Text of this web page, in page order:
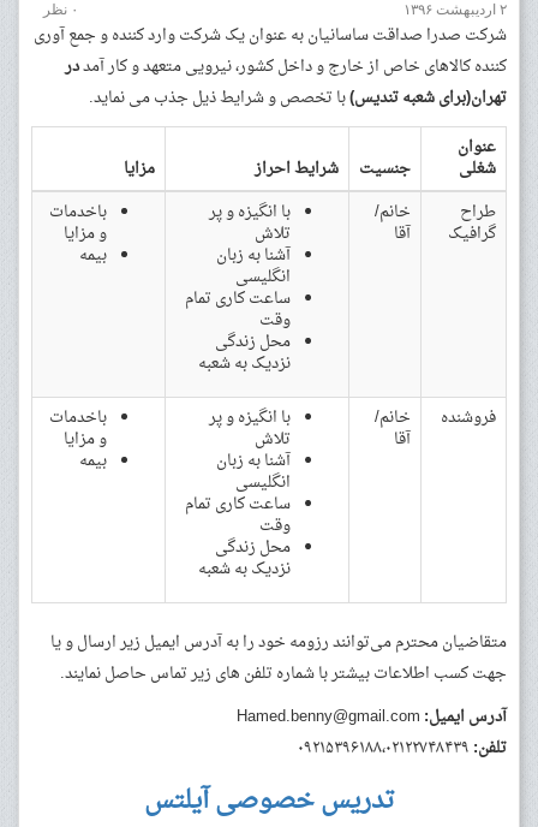
۲ اردیبهشت ۱۳۹۶ ۰ نظر
شرکت صدرا صداقت ساسانیان به عنوان یک شرکت وارد کننده و جمع آوری
کننده کالاهای خاص از خارج و داخل کشور، نیرویی متعهد و کار آمددر
تهران(برای شعبه تندیس)با تخصص و شرایط ذیل جذب می نماید.
عنوان
شغلی جنسیت شرایط احراز
مزایا
طراح
گرافیک
خانم/
آقا
با انگیزه و پر
تلاش
آشنا به زبان
انگلیسی
ساعت کاری تمام
وقت
محل زندگی
نزدیک به شعبه
باخدمات
و مزایا
بیمه
فروشنده خانم/
آقا
با انگیزه و پر
تلاش
آشنا به زبان
انگلیسی
ساعت کاری تمام
وقت
محل زندگی
نزدیک به شعبه
باخدمات
و مزایا
بیمه
متقاضیان محترم می‌توانند رزومه خود را به آدرس ایمیل زیر ارسال و یا
جهت کسب اطلاعات بیشتر با شماره تلفن های زیر تماس حاصل نمایند.
آدرس ایمیل: Hamed.benny@gmail.com
تلفن: ۰۹۲۱۵۳۹۶۱۸۸،۰۲۱۲۲۷۴۸۴۳۹
تدریس خصوصی آیلتس